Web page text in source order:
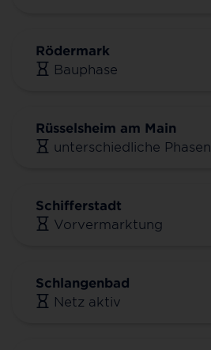
Rödermark
Bauphase
Rüsselsheim am Main
unterschiedliche Phasen
Schifferstadt
Vorvermarktung
Schlangenbad
Netz aktiv